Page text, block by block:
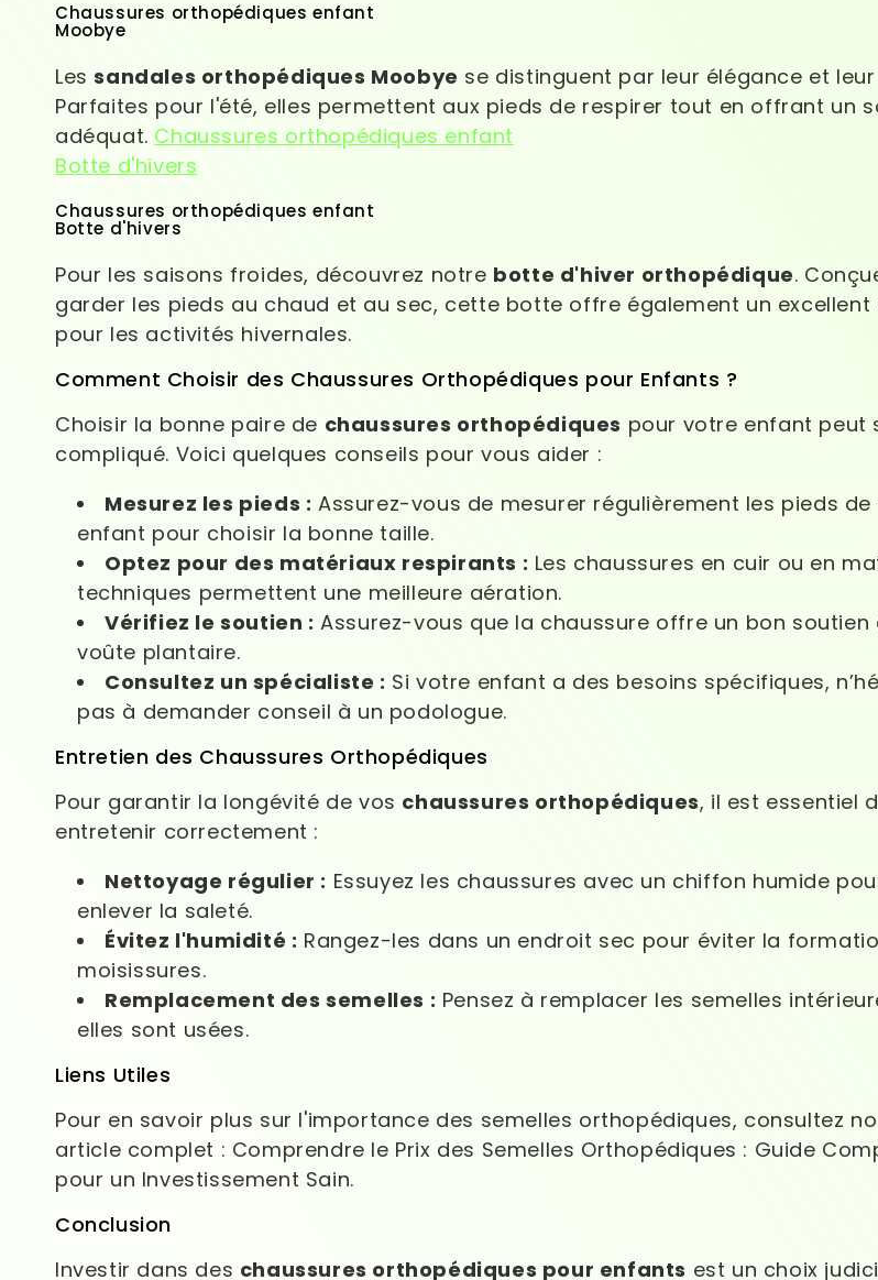
Chaussures orthopédiques enfant
Moobye
Lessandales orthopédiques Moobye se distinguent par leur élégance et
Parfaites pour l'été, elles permettent aux pieds de respirer tout en offrant un
adéquat. Chaussures orthopédiques enfant
Botte d'hivers
Chaussures orthopédiques enfant
Botte d'hivers
Pour les saisons froides, découvrez notre botte d'hiver orthopédique.
garder les pieds au chaud et au sec, cette botte offre également un excellent
pour les activités hivernales.
Comment Choisir des Chaussures Orthopédiques pour Enfants ?
Choisir la bonne paire de chaussures orthopédiques pour votre enfant peut
compliqué. Voici quelques conseils pour vous aider :
Mesurez les pieds : Assurez-vous de mesurer régulièrement les pieds
enfant pour choisir la bonne taille.
Optez pour des matériaux respirants : Les chaussures en cuir ou en
techniques permettent une meilleure aération.
Vérifiez le soutien : Assurez-vous que la chaussure offre un bon soutien
voûte plantaire.
Consultez un spécialiste : Si votre enfant a des besoins spécifiques,
pas à demander conseil à un podologue.
Entretien des Chaussures Orthopédiques
Pour garantir la longévité de vos chaussures orthopédiques, il est essentiel
entretenir correctement :
Nettoyage régulier : Essuyez les chaussures avec un chiffon humide
enlever la saleté.
Évitez l'humidité : Rangez-les dans un endroit sec pour éviter la
moisissures.
Remplacement des semelles : Pensez à remplacer les semelles
elles sont usées.
Liens Utiles
Pour en savoir plus sur l'importance des semelles orthopédiques, consultez
article complet : Comprendre le Prix des Semelles Orthopédiques : Guide
pour un Investissement Sain.
Conclusion
Investir dans des chaussures orthopédiques pour enfants est un choix